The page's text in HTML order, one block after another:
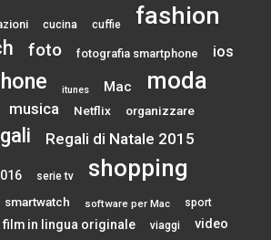
cucina cuffie fashion
foto fotografia smartphone ios
itunes Mac moda
musica Netflix organizzare
Regali di Natale 2015
serie tv shopping
smartwatch software per Mac sport
film in lingua originale viaggi video